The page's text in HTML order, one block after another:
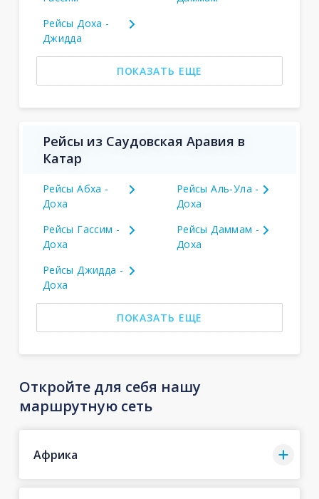
Рейсы Доха -
Джидда
ПОКАЗАТЬ ЕЩЕ
Рейсы из Саудовская Аравия в
Катар
Рейсы Абха -
Доха
Рейсы Аль-Ула -
Доха
Рейсы Гассим -
Доха
Рейсы Даммам -
Доха
Рейсы Джидда -
Доха
ПОКАЗАТЬ ЕЩЕ
Откройте для себя нашу
маршрутную сеть
Африка